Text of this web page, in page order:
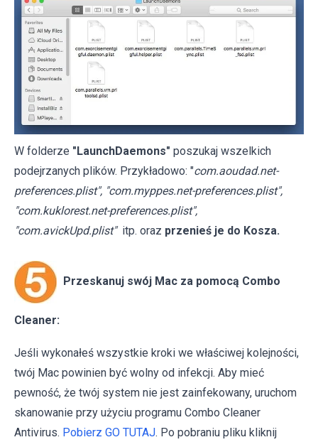
W folderze "LaunchDaemons" poszukaj wszelkich
podejrzanych plików. Przykładowo: "com.aoudad.net-
preferences.plist", "com.myppes.net-preferences.plist",
"com.kuklorest.net-preferences.plist",
"com.avickUpd.plist" itp. oraz przenieś je do Kosza.
Przeskanuj swój Mac za pomocą Combo
Cleaner:
Jeśli wykonałeś wszystkie kroki we właściwej kolejności,
twój Mac powinien być wolny od infekcji. Aby mieć
pewność, że twój system nie jest zainfekowany, uruchom
skanowanie przy użyciu programu Combo Cleaner
Antivirus. Pobierz GO TUTAJ. Po pobraniu pliku kliknij